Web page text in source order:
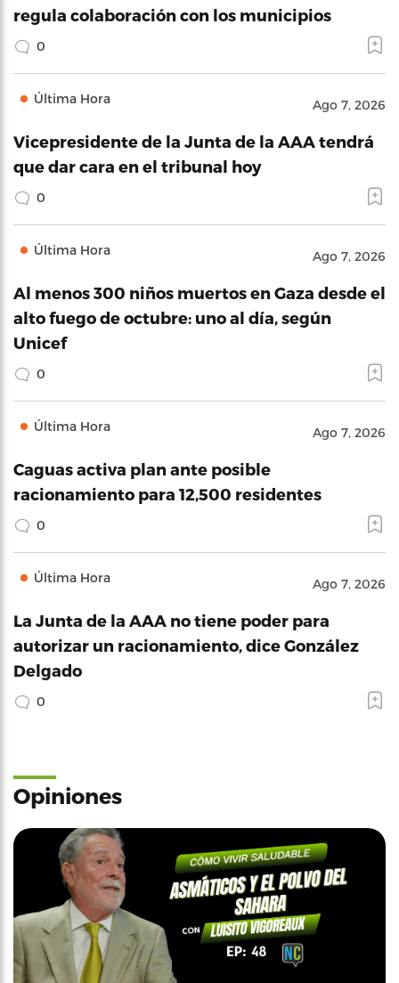
regula colaboración con los municipios
0
Última Hora Ago 7, 2026
Vicepresidente de la Junta de la AAA tendrá
que dar cara en el tribunal hoy
0
Última Hora Ago 7, 2026
Al menos 300 niños muertos en Gaza desde el
alto fuego de octubre: uno al día, según
Unicef
0
Última Hora Ago 7, 2026
Caguas activa plan ante posible
racionamiento para 12,500 residentes
0
Última Hora Ago 7, 2026
La Junta de la AAA no tiene poder para
autorizar un racionamiento, dice González
Delgado
0
Opiniones